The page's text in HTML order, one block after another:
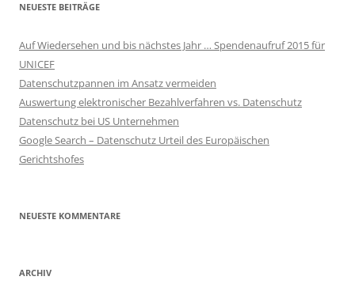
NEUESTE BEITRÄGE
Auf Wiedersehen und bis nächstes Jahr … Spendenaufruf 2015 für
UNICEF
Datenschutzpannen im Ansatz vermeiden
Auswertung elektronischer Bezahlverfahren vs. Datenschutz
Datenschutz bei US Unternehmen
Google Search – Datenschutz Urteil des Europäischen
Gerichtshofes
NEUESTE KOMMENTARE
ARCHIV